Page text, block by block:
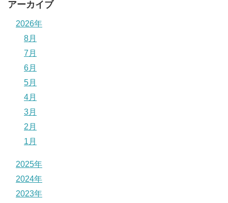
アーカイブ
2026年
8月
7月
6月
5月
4月
3月
2月
1月
2025年
2024年
2023年